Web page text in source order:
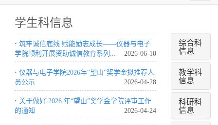
学生科信息
· 筑牢诚信底线 赋能励志成长——仪器与电子
学院顺利开展资助诚信教育系列...
2026-06-10
· 仪器与电子学院2026年“望山”奖学金拟推荐人
员公示
2026-04-28
· 关于做好 2026 年“望山”奖学金学院评审工作
的通知
2026-04-24
综合科
信息
教学科
信息
科研科
信息